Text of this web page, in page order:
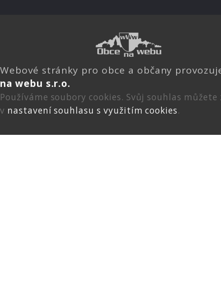
Webové stránky pro obce a občany
na webu s.r.o.
Používáme soubory cookies. Svůj souhlas
v nastavení souhlasu s využitím cookies.